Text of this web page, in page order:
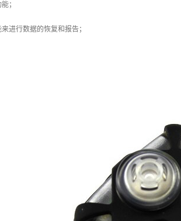
；
进行数据的恢复和报告；